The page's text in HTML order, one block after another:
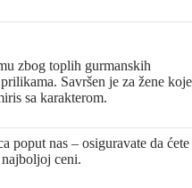
zbog toplih gurmanskih
Savršen je za žene koje
sa karakterom.
poput nas – osiguravate da ćete
ceni.